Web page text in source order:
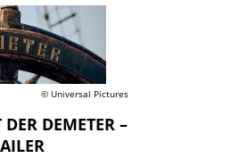
© Universal Pictures
DEMETER –